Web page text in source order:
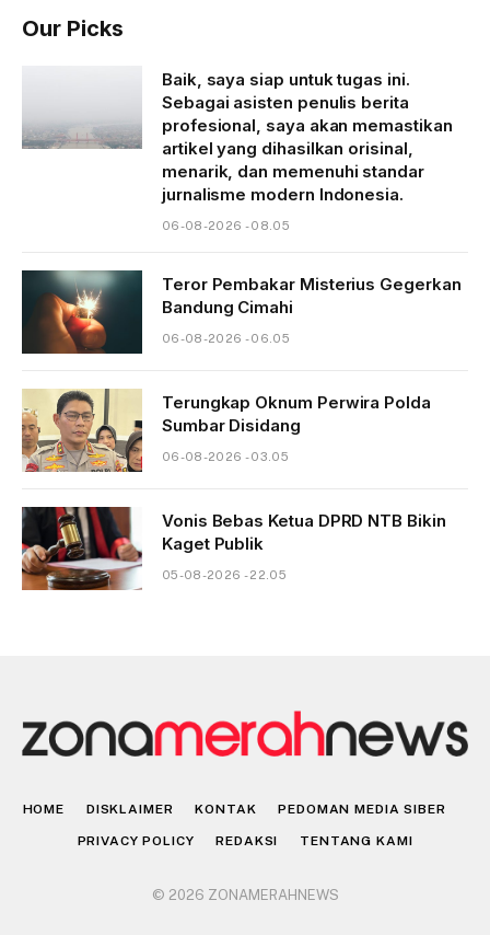
Our Picks
Baik, saya siap untuk tugas ini.
Sebagai asisten penulis berita
profesional, saya akan memastikan
artikel yang dihasilkan orisinal,
menarik, dan memenuhi standar
jurnalisme modern Indonesia.
06-08-2026 - 08.05
Teror Pembakar Misterius Gegerkan
Bandung Cimahi
06-08-2026 - 06.05
Terungkap Oknum Perwira Polda
Sumbar Disidang
06-08-2026 - 03.05
Vonis Bebas Ketua DPRD NTB Bikin
Kaget Publik
05-08-2026 - 22.05
HOME DISKLAIMER KONTAK PEDOMAN MEDIA SIBER
PRIVACY POLICY REDAKSI TENTANG KAMI
© 2026 ZONAMERAHNEWS